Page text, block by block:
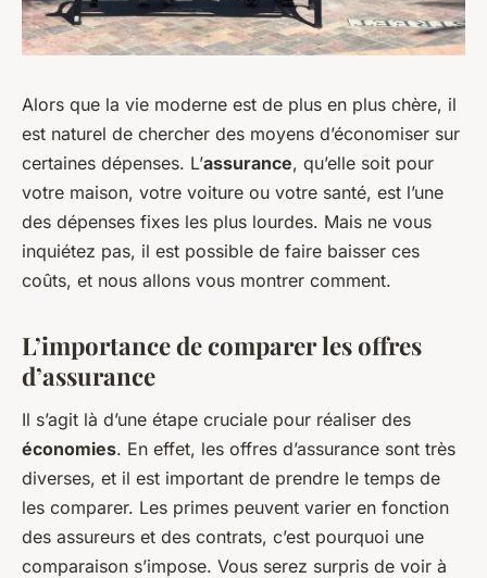
Alors que la vie moderne est de plus en plus chère, il
est naturel de chercher des moyens d’économiser sur
certaines dépenses. L’assurance, qu’elle soit pour
votre maison, votre voiture ou votre santé, est l’une
des dépenses fixes les plus lourdes. Mais ne vous
inquiétez pas, il est possible de faire baisser ces
coûts, et nous allons vous montrer comment.
L’importance de comparer les offres
d’assurance
Il s’agit là d’une étape cruciale pour réaliser des
économies. En effet, les offres d’assurance sont très
diverses, et il est important de prendre le temps de
les comparer. Les primes peuvent varier en fonction
des assureurs et des contrats, c’est pourquoi une
comparaison s’impose. Vous serez surpris de voir à